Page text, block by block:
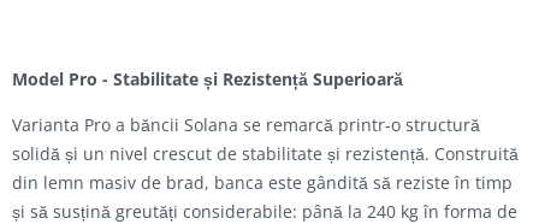
Model Pro - Stabilitate și Rezistență Superioară
Varianta Pro a băncii Solana se remarcă printr-o structură
solidă și un nivel crescut de stabilitate și rezistență. Construită
din lemn masiv de brad, banca este gândită să reziste în timp
și să susțină greutăți considerabile: până la 240 kg în forma de